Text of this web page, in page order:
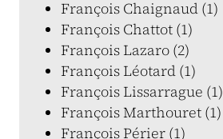
François Chaignaud (1)
François Chattot (1)
François Lazaro (2)
François Léotard (1)
François Lissarrague (1)
François Marthouret (1)
François Périer (1)